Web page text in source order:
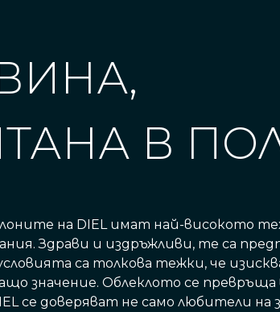
В
на DIEL имат най-високото
Здрави и издръжливи, те са
са толкова тежки, че
значение. Облеклото се превръща
се доверяват не само любители на